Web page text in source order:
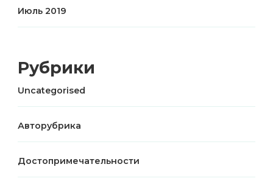
Июль 2019
Рубрики
Uncategorised
Авторубрика
Достопримечательности